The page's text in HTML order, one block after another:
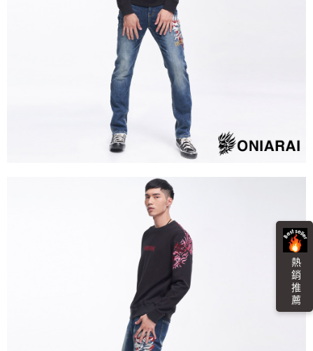
熱 銷 推 薦
2.基於同意付款使用「大哥付你分期」之契約關係目的，商店將以您的個人
資料（包含姓名、電話或地址）提供予台灣大哥大進項蒐集、處理及利用，
由本公司與您本人進行分期帳單所需資料之確認、核對及更正。
3.完整用戶服務條款，請詳閱以下連結：https://oppay.tw/userRule
※ 交易是否成功請以「AFTEE先享後付 」之結帳頁面顯示為準，若有關於
是否繳費成功／繳費後需取消欲退款等相關疑問，請聯繫「AFTEE先享後付
https://netprotections.freshdesk.com/support/home
１．透過由恩沛科技股份有限公司提供之「AFTEE先享後付」服務完成之交
易，需依本服務之必要範圍內提供個人資料，並將交易相關給付款項請求債
權轉讓予恩沛科技股份有限公司。
２．關於個人資料處理事宜，請瀏覽以下網址：
https://aftee.tw/terms/#terms3
３．未成年的使用者請事先徵得法定代理人或監護人之同意方可使用
「AFTEE先享後付」，若未經同意申辦者引起之損失，本公司不負相關責
４．使用「AFTEE先享後付」時，將依據個別帳號之用戶狀況，依本公司即
時審查核予不同之上限額度；若仍有額度不足之情形，本公司將視審查結果
５．嚴禁一人註冊多個帳號或使用他人資訊註冊。若發現惡意使用之情形，
恩沛科技股份有限公司將有權停止該用戶之使用額度並採取法律行動。
每筆NT$60，滿NT$3,000(含以上)免運費
每筆NT$80，滿NT$3,000(含以上)免運費
每筆NT$80，滿NT$3,000(含以上)免運費